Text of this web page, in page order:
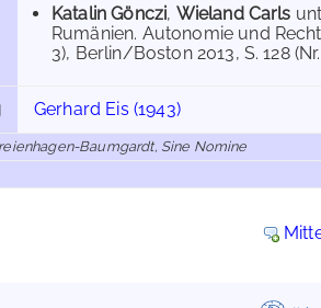
Katalin Gönczi, Wieland Carls
Rumänien. Autonomie und
3), Berlin/Boston 2013, S. 128 (Nr.
Gerhard Eis (1943)
Baumgardt, Sine Nomine